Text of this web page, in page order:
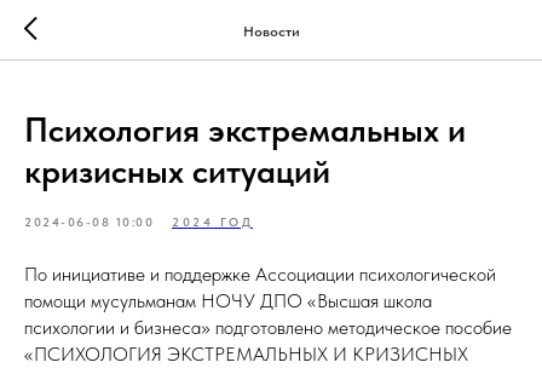
Новости
Психология экстремальных и
кризисных ситуаций
2024-06-08 10:00 2024 ГОД
По инициативе и поддержке Ассоциации психологической
помощи мусульманам НОЧУ ДПО «Высшая школа
психологии и бизнеса» подготовлено методическое пособие
«ПСИХОЛОГИЯ ЭКСТРЕМАЛЬНЫХ И КРИЗИСНЫХ